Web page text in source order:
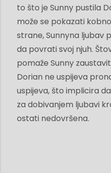
to što je Sunny pustila
može se pokazati
strane, Sunnyna ljubav
da povrati svoj njuh.
pomaže Sunny
Dorian ne uspijeva
uspijeva, što implicira
za dobivanjem ljubavi
ostati nedovršena.